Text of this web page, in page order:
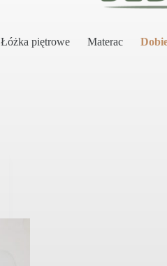
Łóżka piętrowe Materac